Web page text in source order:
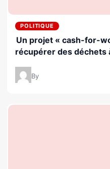
POLITIQUE
Un projet « cash-for-
récupérer des déchets
By